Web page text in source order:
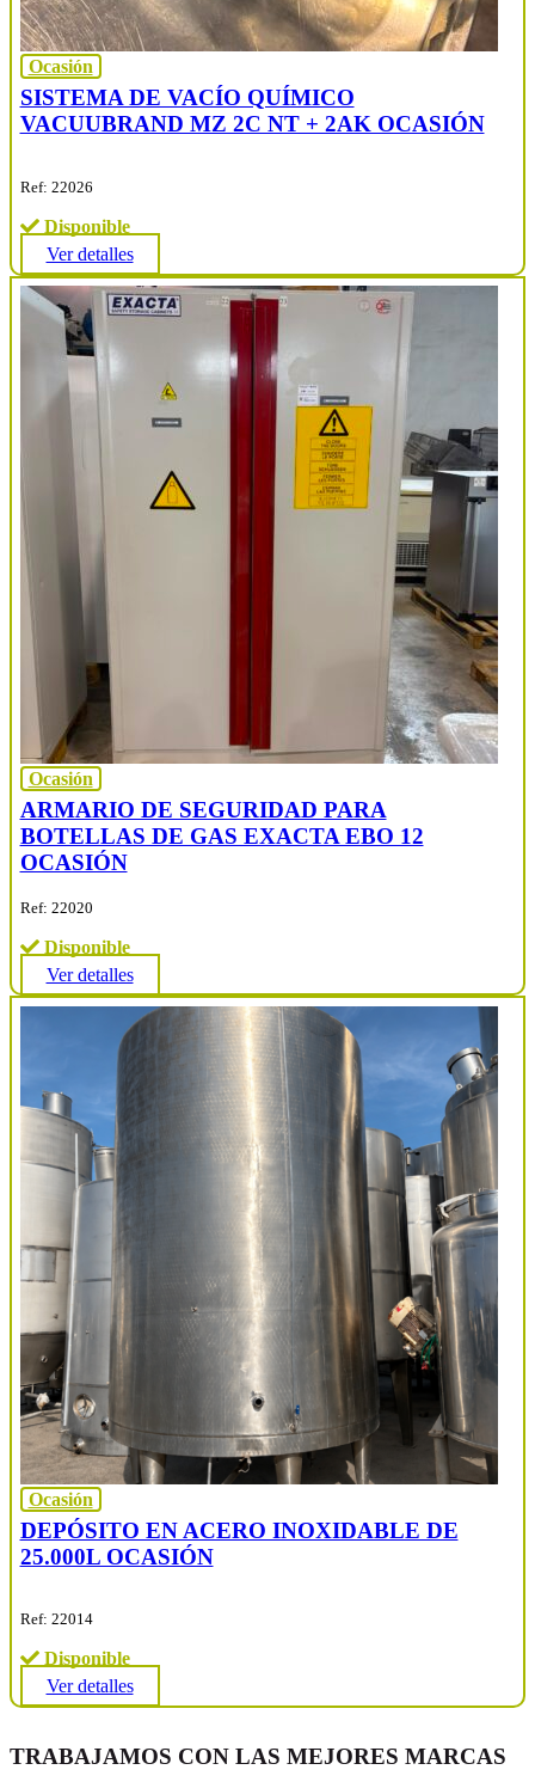
Ocasión
SISTEMA DE VACÍO QUÍMICO
VACUUBRAND MZ 2C NT + 2AK OCASIÓN
Ref: 22026
Disponible
Ver detalles
Ocasión
ARMARIO DE SEGURIDAD PARA
BOTELLAS DE GAS EXACTA EBO 12
OCASIÓN
Ref: 22020
Disponible
Ver detalles
Ocasión
DEPÓSITO EN ACERO INOXIDABLE DE
25.000L OCASIÓN
Ref: 22014
Disponible
Ver detalles
TRABAJAMOS CON LAS MEJORES MARCAS